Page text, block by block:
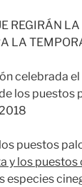
REGIRÁN
LA
celebrada
los
puestos
y los
especies